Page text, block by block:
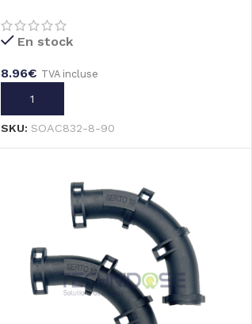
En stock
8.96€ TVA incluse
AJOUTER AU PANIER
SKU: SOAC832-8-90